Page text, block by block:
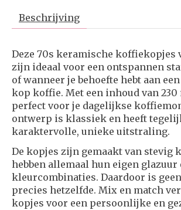
Beschrijving
Deze 70s keramische koffiekopjes
zijn ideaal voor een ontspannen
of wanneer je behoefte hebt aan
kop koffie. Met een inhoud van 230
perfect voor je dagelijkse
ontwerp is klassiek en heeft
karaktervolle, unieke uitstraling.
De kopjes zijn gemaakt van stevig
hebben allemaal hun eigen glazuur
kleurcombinaties. Daardoor is
precies hetzelfde. Mix en match
kopjes voor een persoonlijke en